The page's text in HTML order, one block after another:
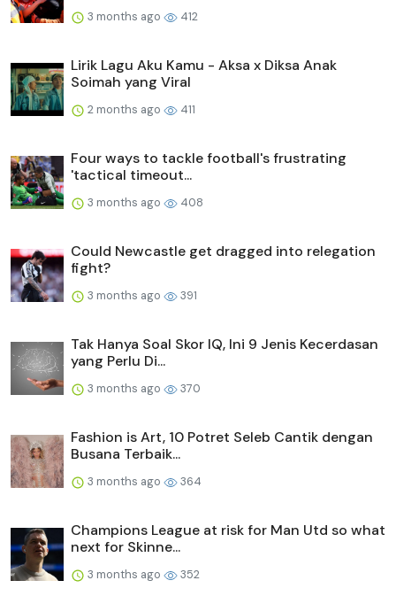
3 months ago 412
Lirik Lagu Aku Kamu - Aksa x Diksa Anak
Soimah yang Viral
2 months ago 411
Four ways to tackle football's frustrating
'tactical timeout...
3 months ago 408
Could Newcastle get dragged into relegation
fight?
3 months ago 391
Tak Hanya Soal Skor IQ, Ini 9 Jenis Kecerdasan
yang Perlu Di...
3 months ago 370
Fashion is Art, 10 Potret Seleb Cantik dengan
Busana Terbaik...
3 months ago 364
Champions League at risk for Man Utd so what
next for Skinne...
3 months ago 352